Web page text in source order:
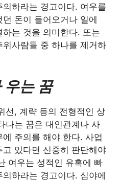
하라는 경고이다. 여우를
돈이 들어오거나 일에
는 것을 의미한다. 또는
사람들 중 하나를 제거하
우는 꿈
선, 계략 등의 전형적인 상
나는 꿈은 대인관계나 사
주의를 해야 한다. 사업
있다면 신중히 판단해야
여우는 성적인 유혹에 빠
하라는 경고이다. 심야에